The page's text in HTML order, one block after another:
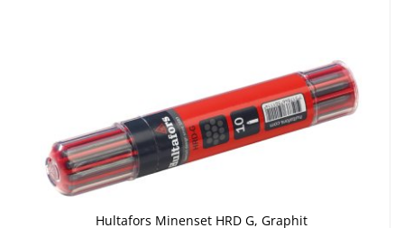
Hul­ta­fors Mi­nen­set HRD G, Gra­phit